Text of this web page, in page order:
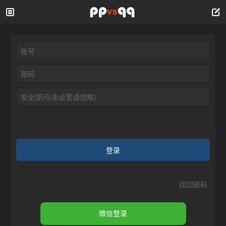
安全提问(未设置请忽略)
登录
找回密码
微信登录